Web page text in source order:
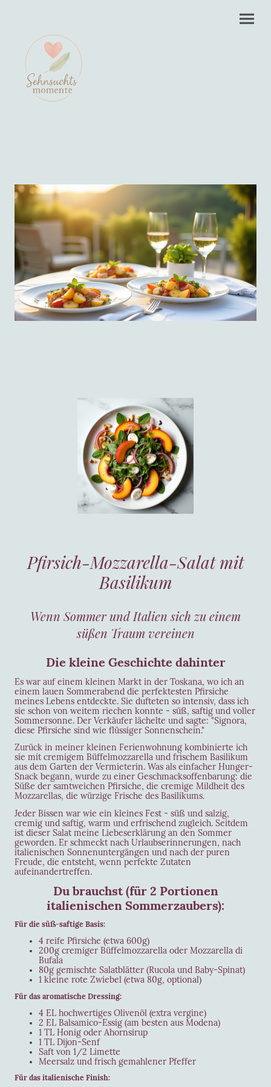
Pfirsich-Mozzarella-Salat mit
Basilikum
Wenn Sommer und Italien sich zu einem
süßen Traum vereinen
Die kleine Geschichte dahinter
Es war auf einem kleinen Markt in der Toskana, wo ich an
einem lauen Sommerabend die perfektesten Pfirsiche
meines Lebens entdeckte. Sie dufteten so intensiv, dass ich
sie schon von weitem riechen konnte - süß, saftig und voller
Sommersonne. Der Verkäufer lächelte und sagte: "Signora,
diese Pfirsiche sind wie flüssiger Sonnenschein."
Zurück in meiner kleinen Ferienwohnung kombinierte ich
sie mit cremigem Büffelmozzarella und frischem Basilikum
aus dem Garten der Vermieterin. Was als einfacher Hunger-
Snack begann, wurde zu einer Geschmacksoffenbarung: die
Süße der samtweichen Pfirsiche, die cremige Mildheit des
Mozzarellas, die würzige Frische des Basilikums.
Jeder Bissen war wie ein kleines Fest - süß und salzig,
cremig und saftig, warm und erfrischend zugleich. Seitdem
ist dieser Salat meine Liebeserklärung an den Sommer
geworden. Er schmeckt nach Urlaubserinnerungen, nach
italienischen Sonnenuntergängen und nach der puren
Freude, die entsteht, wenn perfekte Zutaten
aufeinandertreffen.
Du brauchst (für 2 Portionen
italienischen Sommerzaubers):
Für die süß-saftige Basis:
4 reife Pfirsiche (etwa 600g)
200g cremiger Büffelmozzarella oder Mozzarella di
Bufala
80g gemischte Salatblätter (Rucola und Baby-Spinat)
1 kleine rote Zwiebel (etwa 80g, optional)
Für das aromatische Dressing:
4 EL hochwertiges Olivenöl (extra vergine)
2 EL Balsamico-Essig (am besten aus Modena)
1 TL Honig oder Ahornsirup
1 TL Dijon-Senf
Saft von 1/2 Limette
Meersalz und frisch gemahlener Pfeffer
Für das italienische Finish: